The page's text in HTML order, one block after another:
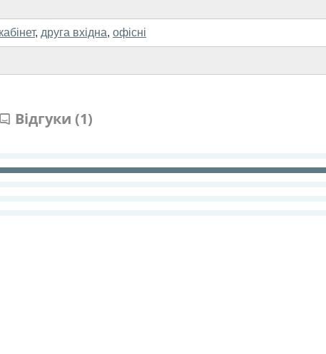
, друга вхідна, офісні
Відгуки (1)